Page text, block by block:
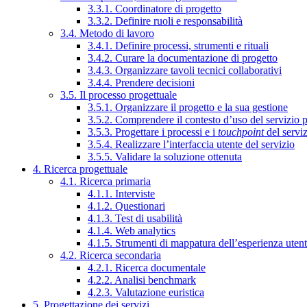
3.3.1. Coordinatore di progetto
3.3.2. Definire ruoli e responsabilità
3.4. Metodo di lavoro
3.4.1. Definire processi, strumenti e rituali
3.4.2. Curare la documentazione di progetto
3.4.3. Organizzare tavoli tecnici collaborativi
3.4.4. Prendere decisioni
3.5. Il processo progettuale
3.5.1. Organizzare il progetto e la sua gestione
3.5.2. Comprendere il contesto d’uso del servizio
3.5.3. Progettare i processi e i touchpointdel
3.5.4. Realizzare l’interfaccia utente del servizio
3.5.5. Validare la soluzione ottenuta
4. Ricerca progettuale
4.1. Ricerca primaria
4.1.1. Interviste
4.1.2. Questionari
4.1.3. Test di usabilità
4.1.4. Web analytics
4.1.5. Strumenti di mappatura dell’esperienza
4.2. Ricerca secondaria
4.2.1. Ricerca documentale
4.2.2. Analisi benchmark
4.2.3. Valutazione euristica
5. Progettazione dei servizi